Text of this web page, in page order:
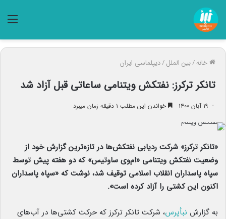
خانه/بین الملل/دیپلماسی ایران
تانکر ترکرز: نفتکش ویتنامی ساعاتی قبل آزاد شد
۱۹ آبان ۱۴۰۰ خواندن این مطلب ۱ دقیقه زمان میبرد
«تانکر ترکرز» شرکت ردیابی نفتکش‌ها در تازه‌ترین گزارش خود از
وضعیت نفتکش ویتنامی «ام‌وی ساوتیس» که دو هفته پیش توسط
سپاه پاسداران انقلاب اسلامی توقیف شد، نوشت که «سپاه پاسداران
اکنون این کشتی را آزاد کرده است».
به گزارش نبأپرس، شرکت تانکر ترکرز که حرکت کشتی‌ها در آب‌های